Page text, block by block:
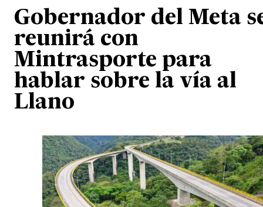
Gobernador del Meta
reunirá con
Mintrasporte para
hablar sobre la vía al
Llano